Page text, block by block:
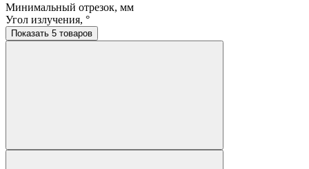
Минимальный отрезок, мм
Угол излучения, °
Показать 5 товаров